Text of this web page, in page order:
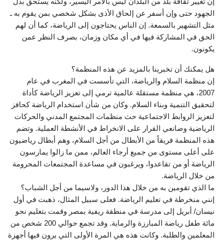
الجهود حتى وإن أسفر عن إلحاق الأذى بشكل شخصي بمن يقوم به ـ
مثل التشهير بالسمعة. إن الناس يحتاجون إلى الرياضة، كما أن لهم
الحق في المشاركة فيها في أي مكان وزمان، بصرف النظر عمن
يكونون.
هل يمكنك أن تخبرينا بالمزيد عن هذه المنظمة؟
إن منظمة السلام والرياضة، التي تأسست في المغرب في عام
2007، هي منظمة مستقلة عالمية ترمي إلى تعزيز الرياضة كأداة
لتحقيق التنمية وبناء السلام. وكان من شأن استخدام الرياضة كحافز
لتعزيز الروابط الاجتماعية حث منظمات المجتمع المدني والحركات
الرياضية وصانعي القرار على الانخراط في الأنشطة العملية. وتضم
هذه المنظمة فريقاً من الأبطال من أجل السلام، وهم أبطال رياضيون
على أعلى مستوى من جميع أرجاء العالم، ممن ما زالوا يمارسون
الرياضة أو من تقاعدوا، ويرغبون في مساعدة المجتمعات المحرومة
من خلال الرياضة.
ما الذي تقومين به من خلال هذا الدور، ولاسيما من أجل الشباب؟
إنني منخرطة في تعليم الرياضة. فعلى سبيل المثال، ذهبت في أول
نيسان/ أبريل إلى مدرسة في منطقة ريفية بمصر وقمت بتعليم نحو
مائة طفل رياضة المبارزة والرماية. وقد تجمع حوالي 200 شخص من
المعلمين والطلبة. وكانت هذه هي المرة الأولى التي يرون فيها أجهزة